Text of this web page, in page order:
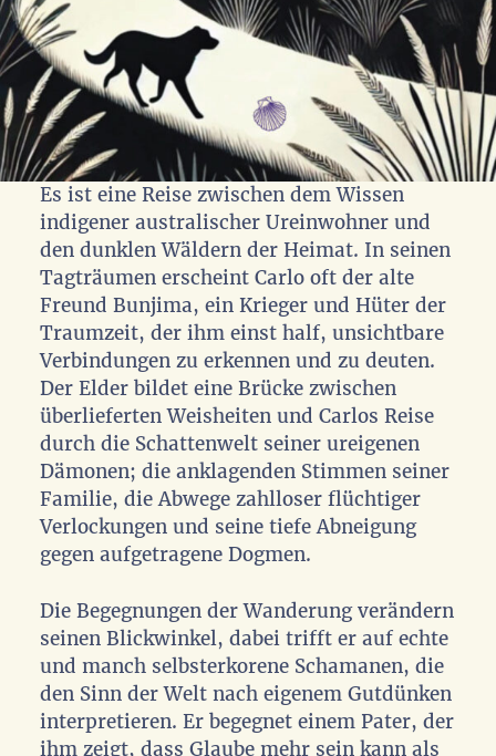
Es ist eine Reise zwischen dem Wissen
indigener australischer Ureinwohner und
den dunklen Wäldern der Heimat. In seinen
Tagträumen erscheint Carlo oft der alte
Freund Bunjima, ein Krieger und Hüter der
Traumzeit, der ihm einst half, unsichtbare
Verbindungen zu erkennen und zu deuten.
Der Elder bildet eine Brücke zwischen
überlieferten Weisheiten und Carlos Reise
durch die Schattenwelt seiner ureigenen
Dämonen; die anklagenden Stimmen seiner
Familie, die Abwege zahlloser flüchtiger
Verlockungen und seine tiefe Abneigung
gegen aufgetragene Dogmen.
Die Begegnungen der Wanderung verändern
seinen Blickwinkel, dabei trifft er auf echte
und manch selbsterkorene Schamanen, die
den Sinn der Welt nach eigenem Gutdünken
interpretieren. Er begegnet einem Pater, der
ihm zeigt, dass Glaube mehr sein kann als